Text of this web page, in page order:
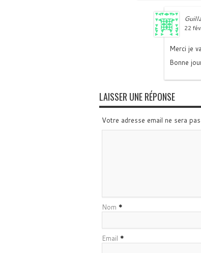
22
Merci je
Bonne
LAISSER UNE RÉPONSE
Votre adresse email ne sera
Nom *
Email *